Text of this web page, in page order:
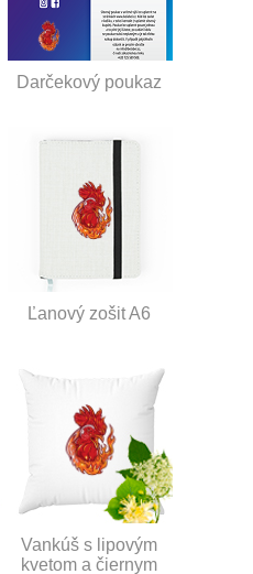
Darčekový poukaz
Ľanový zošit A6
Vankúš s lipovým
kvetom a čiernym